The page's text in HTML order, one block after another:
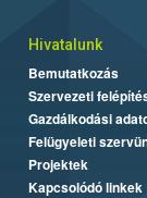
Hivatalunk
Bemutatkozás
Szervezeti
Gazdálkodási
Felügyeleti
Projektek
Kapcsolódó linkek